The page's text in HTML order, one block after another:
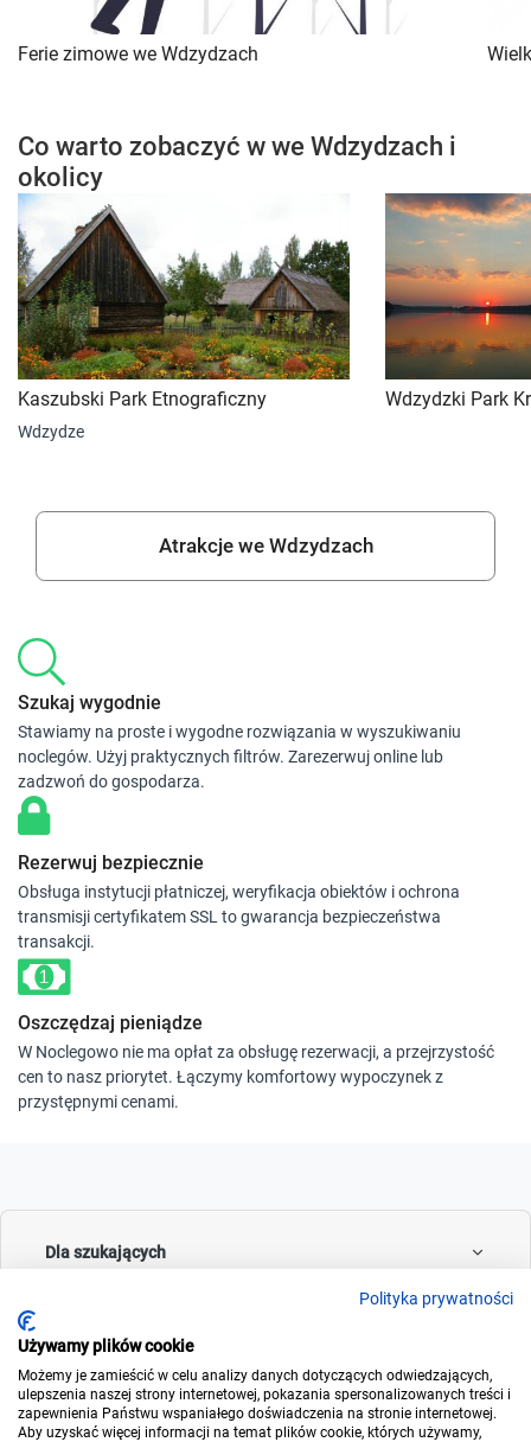
Ferie zimowe we Wdzydzach
Co warto zobaczyć w we Wdzydzach i
okolicy
Kaszubski Park Etnograficzny
Wdzydze
Wdzydzki Park
Atrakcje we Wdzydzach
Szukaj wygodnie
Stawiamy na proste i wygodne rozwiązania w wyszukiwaniu
noclegów. Użyj praktycznych filtrów. Zarezerwuj online lub
zadzwoń do gospodarza.
Rezerwuj bezpiecznie
Obsługa instytucji płatniczej, weryfikacja obiektów i ochrona
transmisji certyfikatem SSL to gwarancja bezpieczeństwa
transakcji.
Oszczędzaj pieniądze
W Noclegowo nie ma opłat za obsługę rezerwacji, a przejrzystość
cen to nasz priorytet. Łączymy komfortowy wypoczynek z
przystępnymi cenami.
Dla szukających
Polityka prywatności
Używamy plików cookie
Możemy je zamieścić w celu analizy danych dotyczących odwiedzających,
ulepszenia naszej strony internetowej, pokazania spersonalizowanych treści i
zapewnienia Państwu wspaniałego doświadczenia na stronie internetowej.
Aby uzyskać więcej informacji na temat plików cookie, których używamy,